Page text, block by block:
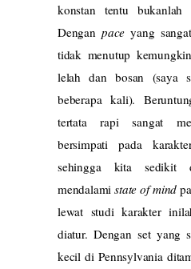
konstan tentu
Denganpace yang
tidak menutup
lelah dan bosan (saya
beberapa kali).
tertata rapi sangat
bersimpati pada
sehingga kita sedikit
mendalamistate of mind
lewat studi karakter
diatur. Dengan set yang
kecil di Pennsylvania